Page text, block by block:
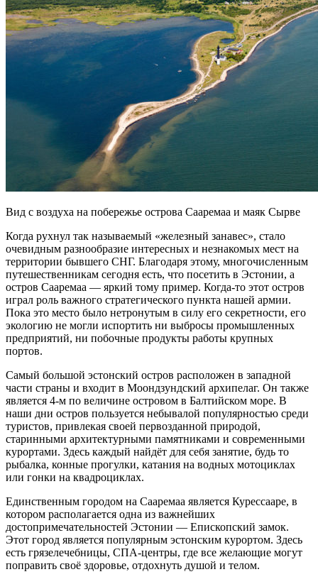
Вид с воздуха на побережье острова Сааремаа и маяк Сырве
Когда рухнул так называемый «железный занавес», стало
очевидным разнообразие интересных и незнакомых мест на
территории бывшего СНГ. Благодаря этому, многочисленным
путешественникам сегодня есть, что посетить в Эстонии, а
остров Сааремаа — яркий тому пример. Когда-то этот остров
играл роль важного стратегического пункта нашей армии.
Пока это место было нетронутым в силу его секретности, его
экологию не могли испортить ни выбросы промышленных
предприятий, ни побочные продукты работы крупных
портов.
Самый большой эстонский остров расположен в западной
части страны и входит в Моондзундский архипелаг. Он также
является 4-м по величине островом в Балтийском море. В
наши дни остров пользуется небывалой популярностью среди
туристов, привлекая своей первозданной природой,
старинными архитектурными памятниками и современными
курортами. Здесь каждый найдёт для себя занятие, будь то
рыбалка, конные прогулки, катания на водных мотоциклах
или гонки на квадроциклах.
Единственным городом на Сааремаа является Курессааре, в
котором располагается одна из важнейших
достопримечательностей Эстонии — Епископский замок.
Этот город является популярным эстонским курортом. Здесь
есть грязелечебницы, СПА-центры, где все желающие могут
поправить своё здоровье, отдохнуть душой и телом.